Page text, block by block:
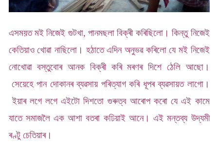
এসময়ত মই নিজেই গুটখা, পানমছলা বিক্ৰী কৰিছিলো। কিন্তু নিজেই
কেতিয়াও খোৱা নাছিলো। হঠাতে এদিন অনুভৱ কৰিলো যে মই নিজেই
নোখোৱা বস্তুবোৰ আনক বিক্ৰী কৰি মৰণৰ দিশে ঠেলি আছো।
সেয়েহে পান দোকানৰ ব্যৱসায় পৰিত্যাগ কৰি ধূপৰ ব্যৱসায়ত লাগো।
ইয়াৰ লগে লগে এইটো দিশতো গুৰুত্ব আৰোপ কৰো যে এই কামে
যাতে সমাজলৈ এক আশা বতৰা কঢিয়াই আনে। এই মন্তব্য উদ্যমী
ৰণ্টু চেতিয়াৰ।